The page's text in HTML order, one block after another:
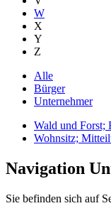
W
X
Y
Z
Alle
Bürger
Unternehmer
Wald und Forst;
Wohnsitz;
Navigation
Sie befinden sich auf